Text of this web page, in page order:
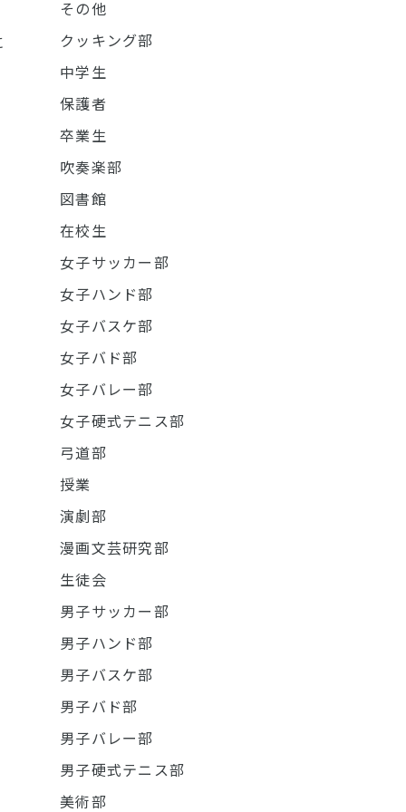
その他
クッキング部
中学生
保護者
卒業生
吹奏楽部
図書館
在校生
女子サッカー部
女子ハンド部
女子バスケ部
女子バド部
女子バレー部
女子硬式テニス部
弓道部
授業
演劇部
漫画文芸研究部
生徒会
男子サッカー部
男子ハンド部
男子バスケ部
男子バド部
男子バレー部
男子硬式テニス部
美術部